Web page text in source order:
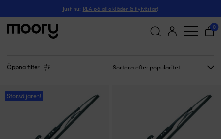
Just nu: REA på alla kläder & flytvästar!
efter:
0
Roca W38L
Öppna filter
Storsäljaren!